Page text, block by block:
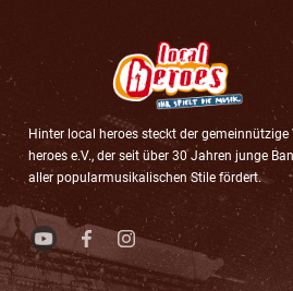
Hinter local heroes steckt der gemeinnützige
heroes e.V., der seit über 30 Jahren junge
aller popularmusikalischen Stile fördert.